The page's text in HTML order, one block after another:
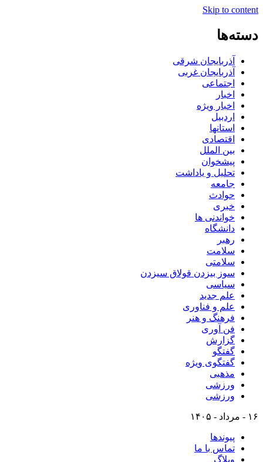
Skip to content
دسته‌ها
آذربایجان شرقی
آذربایجان غربی
اجتماعی
اخبار
اخبار ویژه
اردبیل
استانها
اقتصادی
بین الملل
پیشخوان
تحلیل و یاداشت
جامعه
حوادث
خبری
خواندنی ها
دانشگاه
رهبر
سلامت
سلامتی
سوز بیزدن قولاق سیزدن
سیاسی
علم جدید
علم و فناوری
فرهنگ و هنر
فن آوری
گزارش
گفتگو
گفتگوی ویژه
مذهبی
ورزشی
ورزشی
۱۶ - مرداد - ۱۴۰۵
پیوندها
تماس با ما
وبلاگ